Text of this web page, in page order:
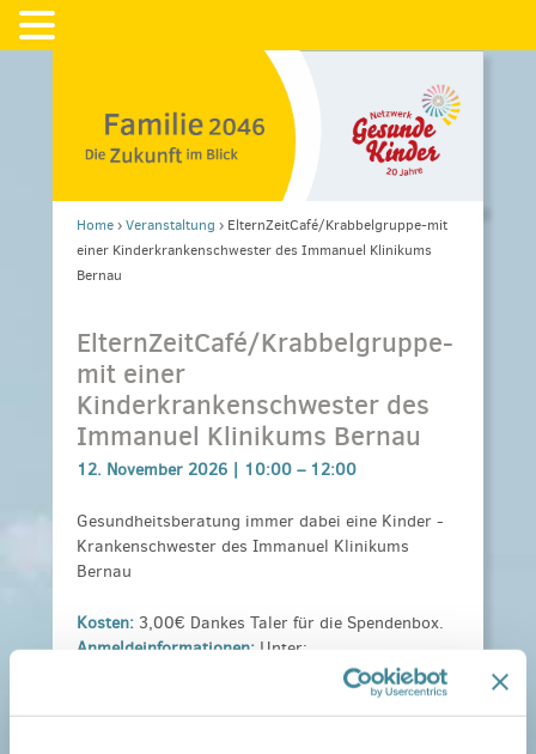
Home›Veranstaltung › ElternZeitCafé/Krabbelgruppe-mit
einer Kinderkrankenschwester des Immanuel Klinikums
Bernau
ElternZeitCafé/Krabbelgruppe-
mit einer
Kinderkrankenschwester des
Immanuel Klinikums Bernau
12. November 2026 | 10:00 – 12:00
Gesundheitsberatung immer dabei eine Kinder -
Krankenschwester des Immanuel Klinikums
Bernau
Kosten: 3,00€ Dankes Taler für die Spendenbox.
Anmeldeinformationen: Unter:
manuela.ladewig@immanuelalbertinen.de